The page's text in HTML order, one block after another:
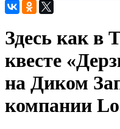
Здесь как в
квесте
на Диком
компании